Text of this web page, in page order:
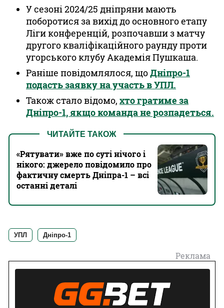
У сезоні 2024/25 дніпряни мають
поборотися за вихід до основного етапу
Ліги конференцій, розпочавши з матчу
другого кваліфікаційного раунду проти
угорського клубу Академія Пушкаша.
Раніше повідомлялося, щоДніпро-1
подасть заявку на участь в УПЛ.
Також стало відомо, хто гратиме за
Дніпро-1, якщо команда не розпадеться.
ЧИТАЙТЕ ТАКОЖ
«Рятувати» вже по суті нічого і
нікого: джерело повідомило про
фактичну смерть Дніпра-1 – всі
останні деталі
УПЛ Дніпро-1
Реклама